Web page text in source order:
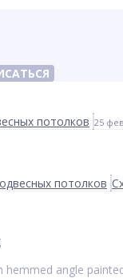
потолков 25
потолков
hemmed angle